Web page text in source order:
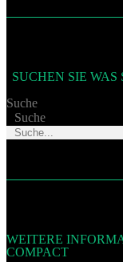
SUCHEN SIE
Suche
Suche
WEITERE
COMPACT